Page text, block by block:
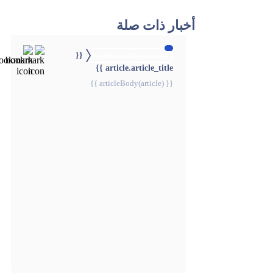
أخبار ذات صلة
{{
article.article_title }}
{{ articleBody(article) }}